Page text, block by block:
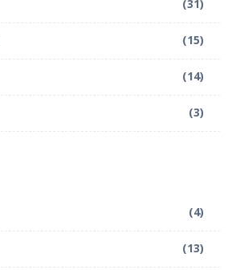
(31)
(15)
(14)
(3)
(4)
(13)